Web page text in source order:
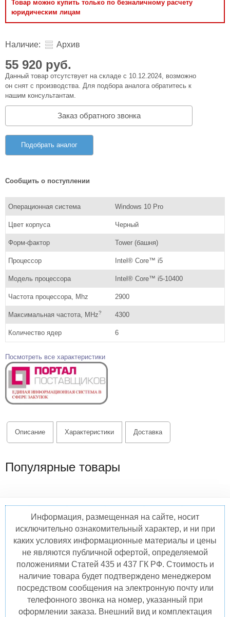
Товар можно купить только по безналичному расчету
юридическим лицам
Наличие: Архив
55 920 руб.
Данный товар отсутствует на складе с 10.12.2024, возможно
он снят с производства. Для подбора аналога обратитесь к
нашим консультантам.
Заказ обратного звонка
Подобрать аналог
Сообщить о поступлении
Операционная система Windows 10 Pro
Цвет корпуса Черный
Форм-фактор Tower (башня)
Процессор Intel® Core™ i5
Модель процессора Intel® Core™ i5-10400
Частота процессора, Mhz 2900
Максимальная частота, MHz? 4300
Количество ядер 6
Посмотреть все характеристики
Описание Характеристики Доставка
Популярные товары
Информация, размещенная на сайте, носит
исключительно ознакомительный характер, и ни при
каких условиях информационные материалы и цены
не являются публичной офертой, определяемой
положениями Статей 435 и 437 ГК РФ. Стоимость и
наличие товара будет подтверждено менеджером
посредством сообщения на электронную почту или
телефонного звонка на номер, указанный при
оформлении заказа. Внешний вид и комплектация